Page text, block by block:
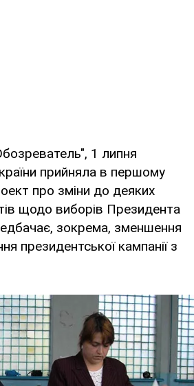
1 липня
прийняла в першому
про зміни до деяких
щодо виборів Президента
зокрема, зменшення
президентської кампанії з